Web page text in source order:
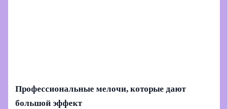
Профессиональные мелочи, которые дают
большой эффект